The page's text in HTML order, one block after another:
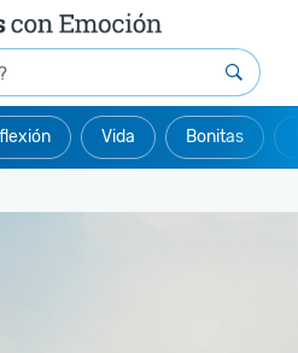
Vida Bonitas